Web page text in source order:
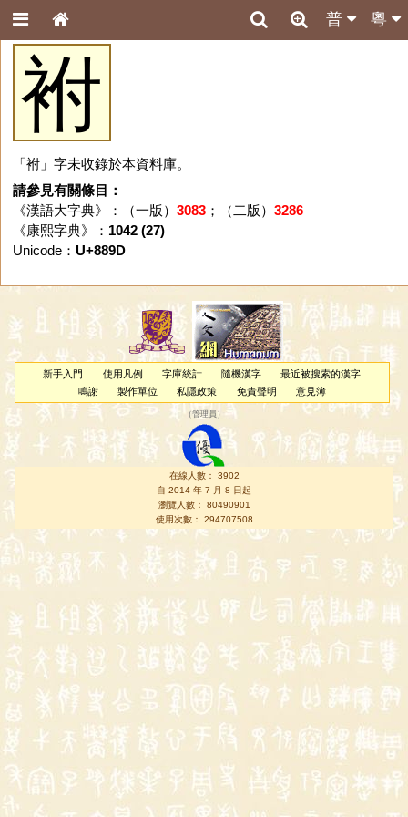
粵
普
袝
「袝」字未收錄於本資料庫。
請參見有關條目：
《漢語大字典》：（一版） 3083；（二版） 3286
《康熙字典》： 1042 (27)
Unicode： U+889D
新手入門 使用凡例 字庫統計 隨機漢字
最近被搜索的漢字
鳴謝
製作單位 私隱政策 免責聲明 意見簿
（管理員 ）
在線人數： 3902
自 2014 年 7 月 8 日起
瀏覽人數： 80490901
使用次數： 294707508